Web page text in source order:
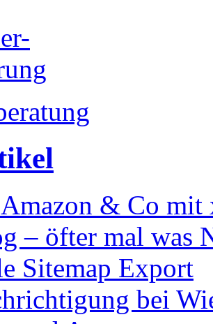
Amazon & Co
– öfter mal was
Sitemap Export
bei